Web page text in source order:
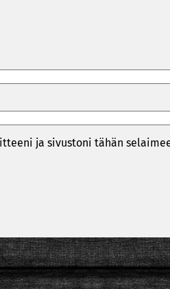
ja sivustoni tähän